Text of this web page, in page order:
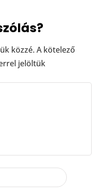
közzé. A kötelező
jelöltük